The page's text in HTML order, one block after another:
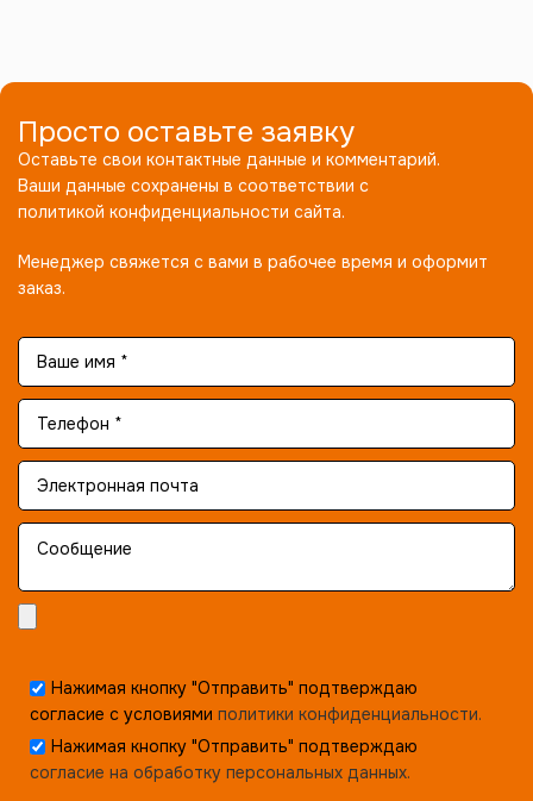
Просто оставьте заявку
Оставьте свои контактные данные и комментарий.
Ваши данные сохранены в соответствии с
политикой конфиденциальности сайта.
Менеджер свяжется с вами в рабочее время и оформит
заказ.
Нажимая кнопку "Отправить" подтверждаю
согласие с условиями политики конфиденциальности.
Нажимая кнопку "Отправить" подтверждаю
согласие на обработку персональных данных.